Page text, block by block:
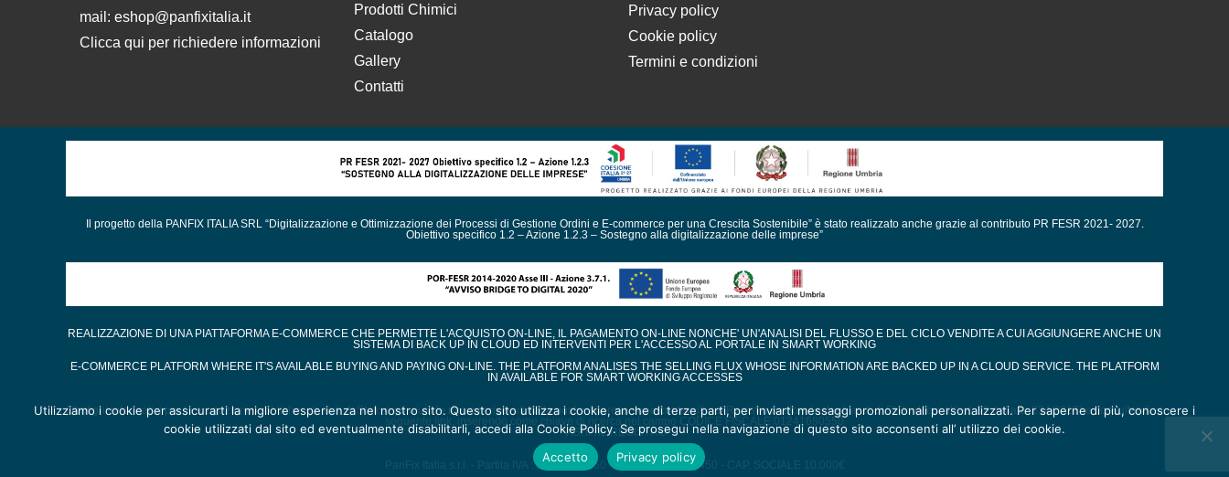
mail: eshop@panfixitalia.it
Clicca qui per richiedere informazioni
Prodotti Chimici
Catalogo
Gallery
Contatti
Privacy policy
Cookie policy
Termini e condizioni
Il progetto della PANFIX ITALIA SRL “Digitalizzazione e Ottimizzazione dei Processi di Gestione Ordini e E-commerce per una Crescita Sostenibile” è stato realizzato anche grazie al contributo PR FESR 2021- 2027.
Obiettivo specifico 1.2 – Azione 1.2.3 – Sostegno alla digitalizzazione delle imprese”
REALIZZAZIONE DI UNA PIATTAFORMA E-COMMERCE CHE PERMETTE L'ACQUISTO ON-LINE, IL PAGAMENTO ON-LINE NONCHE' UN'ANALISI DEL FLUSSO E DEL CICLO VENDITE A CUI AGGIUNGERE ANCHE UN
SISTEMA DI BACK UP IN CLOUD ED INTERVENTI PER L'ACCESSO AL PORTALE IN SMART WORKING
E-COMMERCE PLATFORM WHERE IT'S AVAILABLE BUYING AND PAYING ON-LINE. THE PLATFORM ANALISES THE SELLING FLUX WHOSE INFORMATION ARE BACKED UP IN A CLOUD SERVICE. THE PLATFORM
IN AVAILABLE FOR SMART WORKING ACCESSES
Obblighi informativi per le erogazioni pubbliche: gli aiuti di Stato e gli aiuti de minimis ricevuti dalla nostra impresa sono contenuti nel Registro nazionale degli aiuti di Stato di cui all’art. 52 della L. 234/2012” e consultabili al
seguente link, inserendo come chiave di ricerca nel campo CODICE FISCALE 01241680550
VISITA IL REGISTRO
PanFix Italia s.r.l. - Partita IVA : 01241680550 - URI TR - REA 82450 - CAP. SOCIALE 10.000€
Utilizziamo i cookie per assicurarti la migliore esperienza nel nostro sito. Questo sito utilizza i cookie, anche di terze parti, per inviarti messaggi promozionali personalizzati. Per saperne di più, conoscere i
cookie utilizzati dal sito ed eventualmente disabilitarli, accedi alla Cookie Policy. Se prosegui nella navigazione di questo sito acconsenti all’ utilizzo dei cookie.
Accetto
Privacy policy